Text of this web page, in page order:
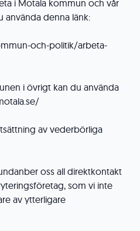
i Motala kommun och vår
använda denna länk:
och-politik/arbeta-
i övrigt kan du använda
av vederbörliga
oss all direktkontakt
som vi inte
av ytterligare